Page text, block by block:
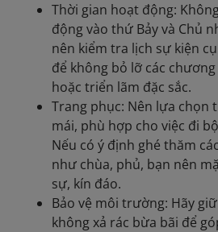
Thời gian hoạt động:
động vào thứ Bảy và Chủ
nên kiểm tra lịch sự kiện
để không bỏ lỡ các
hoặc triển lãm đặc sắc.
Trang phục: Nên lựa chọn
mái, phù hợp cho việc đi
Nếu có ý định ghé thăm
như chùa, phủ, bạn nên
sự, kín đáo.
Bảo vệ môi trường: Hãy
không xả rác bừa bãi để